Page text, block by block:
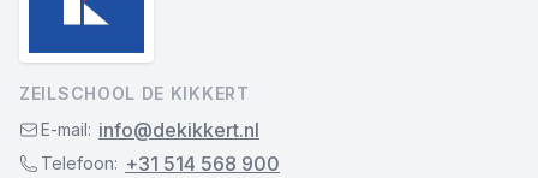
ZEILSCHOOL DE KIKKERT
E-mail: info@dekikkert.nl
Telefoon: +31 514 568 900